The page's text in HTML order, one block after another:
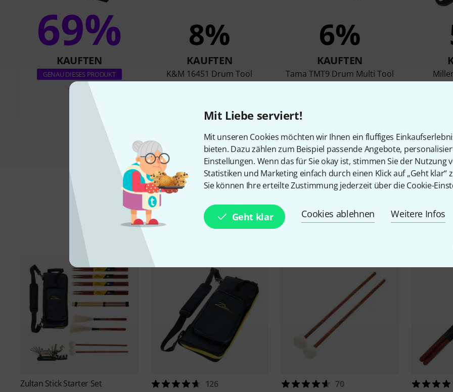
Mit Liebe serviert!
Mit unseren Cookies möchten wir Ihnen ein fluffiges
bieten. Dazu zählen zum Beispiel passende Angebote,
Einstellungen. Wenn das für Sie okay ist, stimmen Sie der Nutzung
Statistiken und Marketing einfach durch einen Klick auf „Geht klar“
Sie können Ihre erteilte Zustimmung jederzeit über die Cookie-
Geht klar Cookies ablehnen Weitere Infos
69%
KAUFTEN
GENAU DIESES PRODUKT
11 €
8%
KAUFTEN
K&M 16451 Drum Tool
6%
KAUFTEN
Tama TMT9 Drum Multi Tool
Vergleichen
Zubehör & passende Artikel
Zultan Stick Starter Set
126
70